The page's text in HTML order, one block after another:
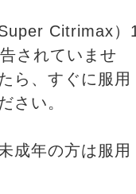
Citrimax）
されていませ
ら、すぐに服用
さい。
成年の方は服用